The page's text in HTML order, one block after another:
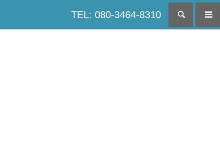
TEL: 080-3464-8310 検索